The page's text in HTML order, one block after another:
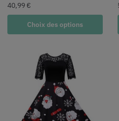
40,99 €
Choix des options